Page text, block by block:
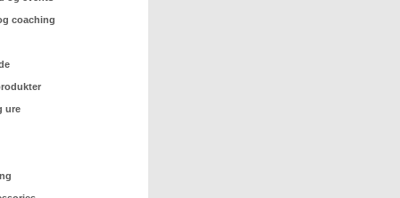
coaching
ure